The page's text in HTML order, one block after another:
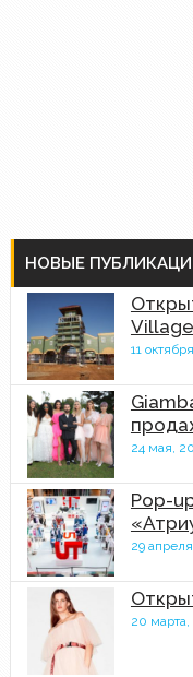
НОВЫЕ
11
24 мая,
Pop-
29
20 марта,